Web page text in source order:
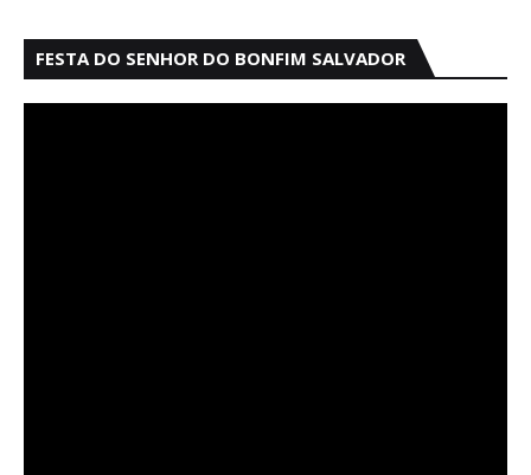
FESTA DO SENHOR DO BONFIM SALVADOR